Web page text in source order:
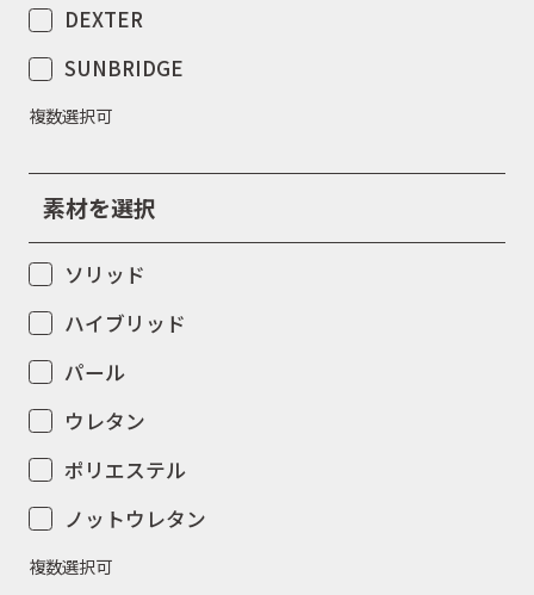
DEXTER
SUNBRIDGE
複数選択可
素材を選択
ソリッド
ハイブリッド
パール
ウレタン
ポリエステル
ノットウレタン
複数選択可